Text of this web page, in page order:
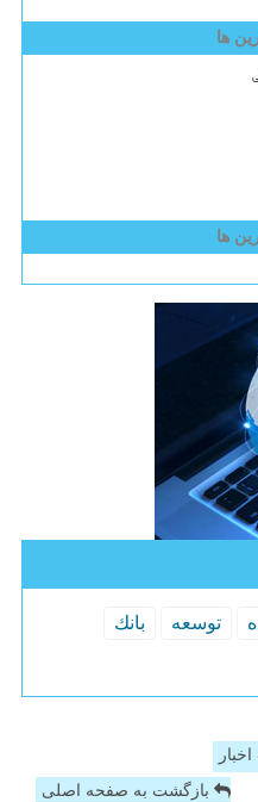
ها
ها
توسعه
بانك
بازگشت به صفحه اصلی